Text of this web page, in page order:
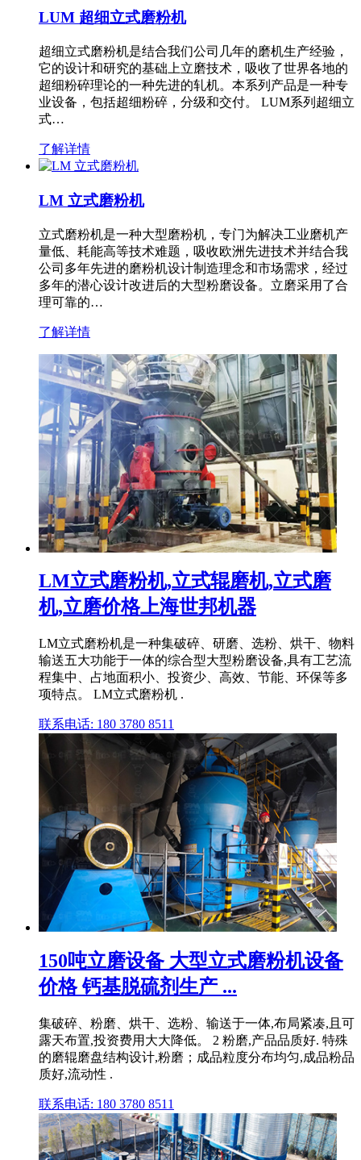
LUM 超细立式磨粉机
超细立式磨粉机是结合我们公司几年的磨机生产经验，
它的设计和研究的基础上立磨技术，吸收了世界各地的
超细粉碎理论的一种先进的轧机。本系列产品是一种专
业设备，包括超细粉碎，分级和交付。 LUM系列超细立
式…
了解详情
LM 立式磨粉机
立式磨粉机是一种大型磨粉机，专门为解决工业磨机产
量低、耗能高等技术难题，吸收欧洲先进技术并结合我
公司多年先进的磨粉机设计制造理念和市场需求，经过
多年的潜心设计改进后的大型粉磨设备。立磨采用了合
理可靠的…
了解详情
LM立式磨粉机,立式辊磨机,立式磨
机,立磨价格上海世邦机器
LM立式磨粉机是一种集破碎、研磨、选粉、烘干、物料
输送五大功能于一体的综合型大型粉磨设备,具有工艺流
程集中、占地面积小、投资少、高效、节能、环保等多
项特点。 LM立式磨粉机 .
联系电话: 180 3780 8511
150吨立磨设备 大型立式磨粉机设备
价格 钙基脱硫剂生产 ...
集破碎、粉磨、烘干、选粉、输送于一体,布局紧凑,且可
露天布置,投资费用大大降低。 2 粉磨,产品品质好. 特殊
的磨辊磨盘结构设计,粉磨；成品粒度分布均匀,成品粉品
质好,流动性 .
联系电话: 180 3780 8511